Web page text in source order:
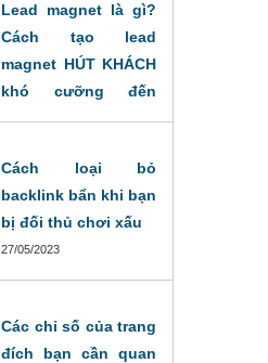
Lead magnet là gì?
Cách tạo lead
magnet HÚT KHÁCH
khó cưỡng đến
khách hàng.
Cách loại bỏ
backlink bẩn khi bạn
bị đối thủ chơi xấu
27/05/2023
Các chỉ số của trang
đích bạn cần quan